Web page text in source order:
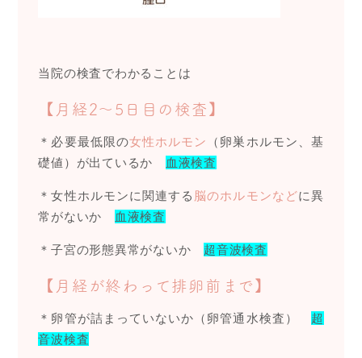
当院の検査でわかることは
【月経2～5日目の検査】
＊必要最低限の女性ホルモン
（卵巣ホルモン、基
礎値）が出ているか
血液検査
＊女性ホルモンに関連する 脳のホルモンなどに異
常がないか
血液検査
＊子宮の形態異常がないか 超音波検査
【月経が終わって排卵前まで】
＊卵管が詰まっていないか（卵管通水検査） 超
音波検査